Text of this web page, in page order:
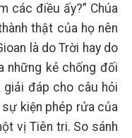
các điều ấy?” Chúa
thật của họ nên
là do Trời hay do
những kẻ chống đối
giải đáp cho câu hỏi
kiện phép rửa của
vị Tiên tri. So sánh